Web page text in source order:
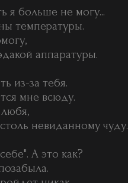
я больше не могу...
температуры.
аппаратуры.
из-за тебя.
мне всюду.
невиданному чуду.
А это как?